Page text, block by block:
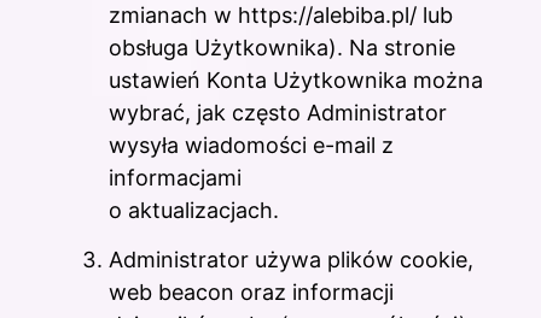
zmianach w https://alebiba.pl/ lub
obsługa Użytkownika). Na stronie
ustawień Konta Użytkownika można
wybrać, jak często Administrator
wysyła wiadomości e-mail z
informacjami
o aktualizacjach.
Administrator używa plików cookie,
web beacon oraz informacji